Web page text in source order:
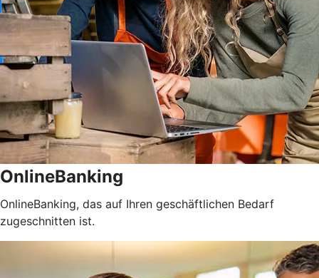
OnlineBanking
OnlineBanking, das auf Ihren geschäftlichen Bedarf
zugeschnitten ist.